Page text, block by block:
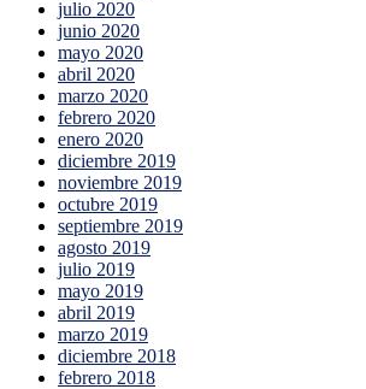
julio 2020
junio 2020
mayo 2020
abril 2020
marzo 2020
febrero 2020
enero 2020
diciembre 2019
noviembre 2019
octubre 2019
septiembre 2019
agosto 2019
julio 2019
mayo 2019
abril 2019
marzo 2019
diciembre 2018
febrero 2018